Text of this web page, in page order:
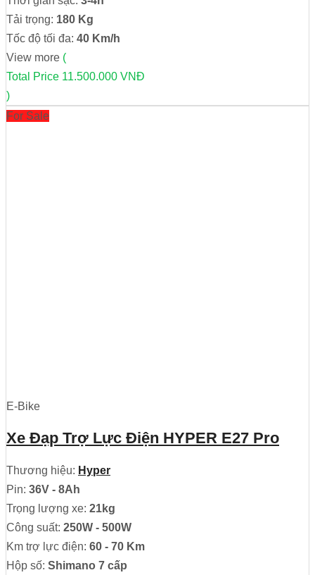
Tải trọng: 180 Kg
Tốc độ tối đa: 40 Km/h
View more (
Total Price 11.500.000 VNĐ
)
For Sale
E-Bike
Xe Đạp Trợ Lực Điện HYPER E27 Pro
Thương hiệu: Hyper
Pin: 36V - 8Ah
Trọng lượng xe: 21kg
Công suất: 250W - 500W
Km trợ lực điện: 60 - 70 Km
Hộp số: Shimano 7 cấp